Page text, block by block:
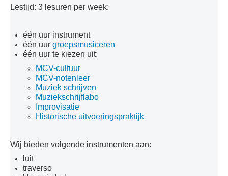
Ontdek
Uurroosters 25-26
Uurroosters 26-27
Contact
Projecten
Aanmelden
U bent hier: Home
Opleidingen
Muziek
Muziek 3 Oude Muziek
Lestijd: 3 lesuren per week:
één uur instrument
één uur groepsmusiceren
één uur te kiezen uit:
MCV-cultuur
MCV-notenleer
Muziek schrijven
Muziekschrijflabo
Improvisatie
Historische uitvoeringspraktijk
Wij bieden volgende instrumenten aan:
luit
traverso